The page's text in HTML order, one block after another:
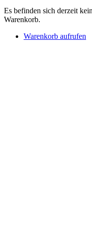
Es befinden sich derzeit
Warenkorb.
Warenkorb aufrufen